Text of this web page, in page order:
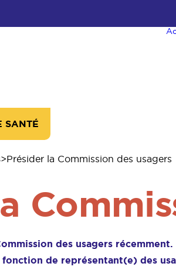
SANTÉ
Présider la Commission des usagers
des usagers
de représentant(e) des